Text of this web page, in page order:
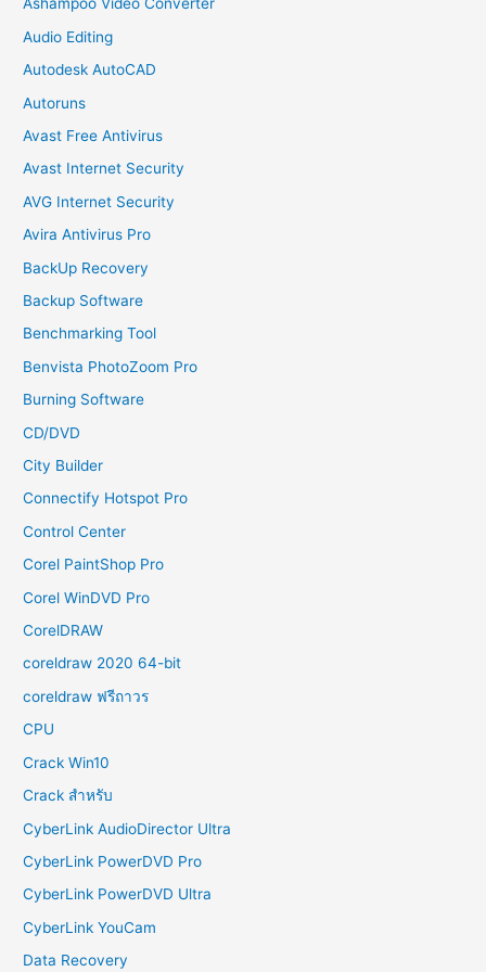
Ashampoo Video Converter
Audio Editing
Autodesk AutoCAD
Autoruns
Avast Free Antivirus
Avast Internet Security
AVG Internet Security
Avira Antivirus Pro
BackUp Recovery
Backup Software
Benchmarking Tool
Benvista PhotoZoom Pro
Burning Software
CD/DVD
City Builder
Connectify Hotspot Pro
Control Center
Corel PaintShop Pro
Corel WinDVD Pro
CorelDRAW
coreldraw 2020 64-bit
coreldraw ฟรีถาวร
CPU
Crack Win10
Crack สำหรับ
CyberLink AudioDirector Ultra
CyberLink PowerDVD Pro
CyberLink PowerDVD Ultra
CyberLink YouCam
Data Recovery